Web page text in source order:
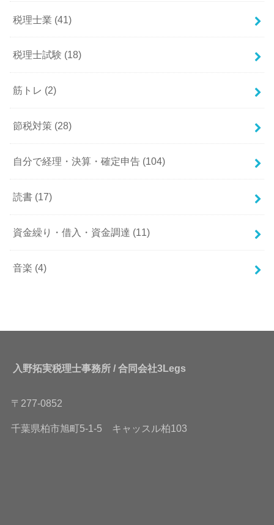
税理士業 (41)
税理士試験 (18)
筋トレ (2)
節税対策 (28)
自分で経理・決算・確定申告 (104)
読書 (17)
資金繰り・借入・資金調達 (11)
音楽 (4)
入野拓実税理士事務所 / 合同会社3Legs
〒277-0852
千葉県柏市旭町5-1-5 キャッスル柏103